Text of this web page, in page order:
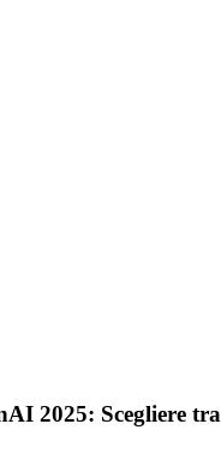
2025: Scegliere